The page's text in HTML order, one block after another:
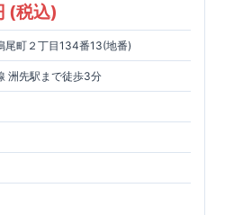
(税込)
尾町２丁目134番13(地番)
洲先駅まで徒歩3分